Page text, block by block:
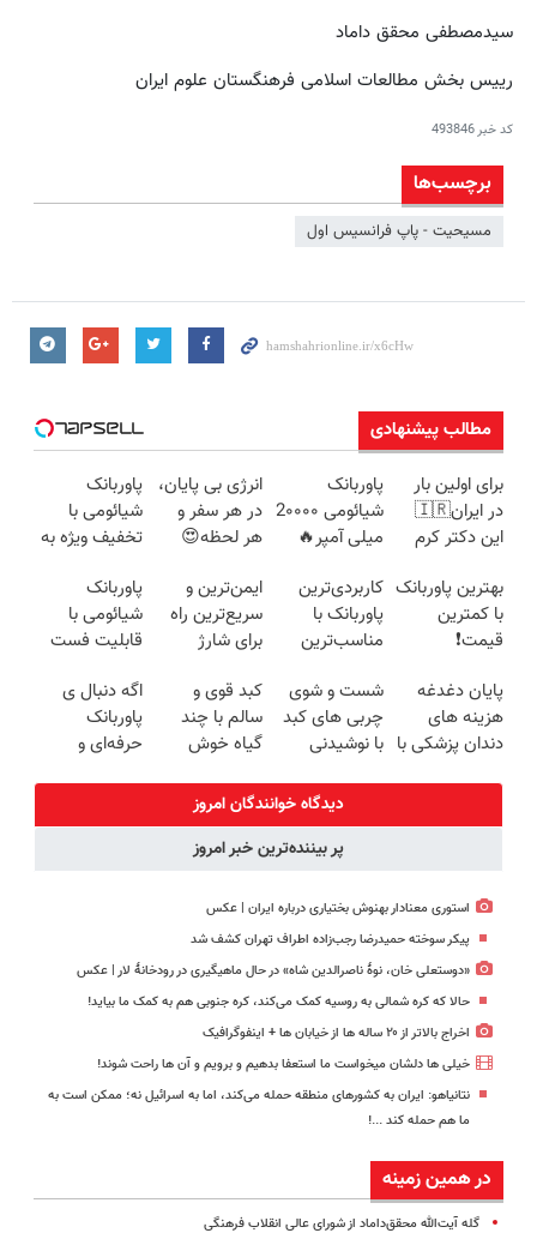
سیدمصطفی محقق داماد
رییس بخش مطالعات اسلامی فرهنگستان علوم ایران
کد خبر493846
برچسب‌ها
مسیحیت - پاپ فرانسیس اول
مطالب پیشنهادی
برای اولین بار
در ایران🇮🇷
این دکتر کرم
روزه ساخت!
پاوربانک
شیائومی 2۰۰۰۰
میلی آمپر🔥
پرداخت درب
منزل)
انرژی بی پایان،
در هر سفر و
هر لحظه😍
شیائومی با
تخفیف ویژه🔥
پاوربانک
شیائومی با
تخفیف ویژه به
بهترین پاوربانک
با کمترین
قیمت❗
کاربردی‌ترین
پاوربانک با
مناسب‌ترین
ایمن‌ترین و
سریع‌ترین راه
برای شارژ
پاوربانک
شیائومی با
قابلیت فست
های بی برقی⚡
پایان دغدغه
هزینه های
دندان پزشکی با
شست و شوی
چربی های کبد
با نوشیدنی
کبد قوی و
سالم با چند
گیاه خوش
اگه دنبال ی
پاوربانک
حرفه‌ای و
دست نده👌🏻
دیدگاه خوانندگان امروز
پر بیننده‌ترین خبر امروز
استوری معنادار بهنوش بختیاری درباره ایران | عکس
پیکر سوخته حمیدرضا رجب‌زاده اطراف تهران کشف شد
«دوستعلی خان، نوۀ ناصرالدین شاه» در حال ماهیگیری در رودخانۀ لار | عکس
حالا که کره شمالی به روسیه کمک می‌کند، کره جنوبی هم به کمک ما بیاید!
اخراج بالاتر از ۲۰ ساله ها از خیابان ها + اینفوگرافیک
خیلی ها دلشان میخواست ما استعفا بدهیم و برویم و آن ها راحت شوند!
نتانیاهو: ایران به کشورهای منطقه حمله می‌کند، اما به اسرائیل نه؛ ممکن است به
ما هم حمله کند ...!
در همین زمینه
گله آیت‌الله محقق‌داماد از شورای عالی انقلاب فرهنگی